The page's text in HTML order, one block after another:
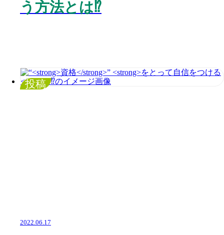
う方法とは⁉️
投稿
2022.06.17